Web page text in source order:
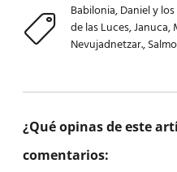
Babilonia,Daniel y
de las Luces,Januca,
Nevujadnetzar.,
¿Qué opinas de este
comentarios: